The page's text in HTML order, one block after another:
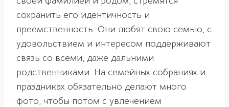
сохранить его идентичность и
преемственность. Они любят свою семью, с
удовольствием и интересом поддерживают
связь со всеми, даже дальними
родственниками. На семейных собраниях и
праздниках обязательно делают много
фото, чтобы потом с увлечением